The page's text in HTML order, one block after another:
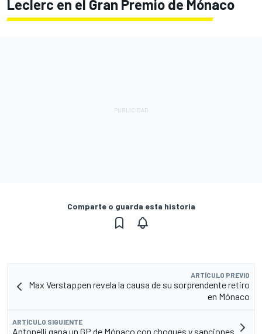
Leclerc en el Gran Premio de Mónaco
Comparte o guarda esta historia
ARTÍCULO PREVIO
Max Verstappen revela la causa de su sorprendente retiro
en Mónaco
ARTÍCULO SIGUIENTE
Antonelli gana un GP de Mónaco con choques y sanciones